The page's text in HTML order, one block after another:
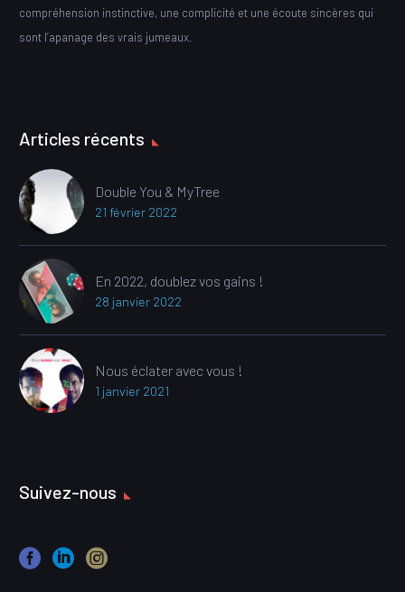
compréhension instinctive, une complicité et une écoute sincères qui
sont l’apanage des vrais jumeaux.
Articles récents
Double You & MyTree
21 février 2022
En 2022, doublez vos gains !
28 janvier 2022
Nous éclater avec vous !
1 janvier 2021
Suivez-nous